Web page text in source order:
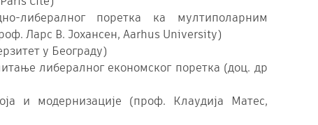
либералног поретка ка мултиполарним
Ларс В. Јохансен, Aarhus University)
у Београду)
либералног економског поретка (доц. др
и модернизације (проф. Клаудија Матес,